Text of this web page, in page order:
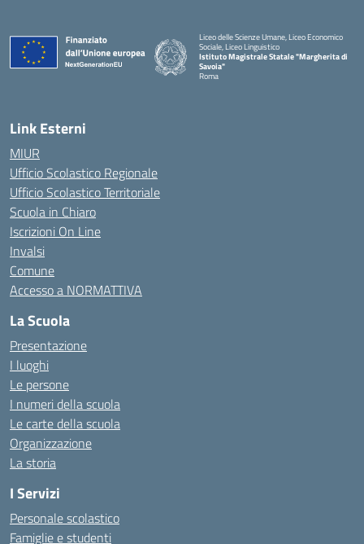
Liceo delle Scienze Umane, Liceo Economico
Sociale, Liceo Linguistico
Istituto Magistrale Statale "Margherita di
Savoia"
Roma
Link Esterni
MIUR
Ufficio Scolastico Regionale
Ufficio Scolastico Territoriale
Scuola in Chiaro
Iscrizioni On Line
Invalsi
Comune
Accesso a NORMATTIVA
La Scuola
Presentazione
I luoghi
Le persone
I numeri della scuola
Le carte della scuola
Organizzazione
La storia
I Servizi
Personale scolastico
Famiglie e studenti